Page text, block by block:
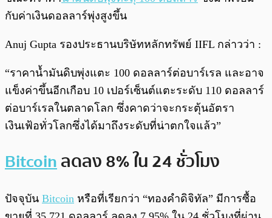
กับค่าเงินดอลลาร์พุ่งสูงขึ้น
Anuj Gupta รองประธานบริษัทหลักทรัพย์ IIFL กล่าวว่า :
“ราคาน้ำมันดิบพุ่งแตะ 100 ดอลลาร์ต่อบาร์เรล และอาจ
แข็งค่าขึ้นอีกเกือบ 10 เปอร์เซ็นต์แตะระดับ 110 ดอลลาร์
ต่อบาร์เรลในตลาดโลก ซึ่งคาดว่าจะกระตุ้นอัตรา
เงินเฟ้อทั่วโลกซึ่งได้มาถึงระดับที่น่าตกใจแล้ว”
Bitcoinลดลง 8% ใน 24 ชั่วโมง
ปัจจุบัน Bitcoin หรือที่เรียกว่า “ทองคำดิจิทัล” มีการซื้อ